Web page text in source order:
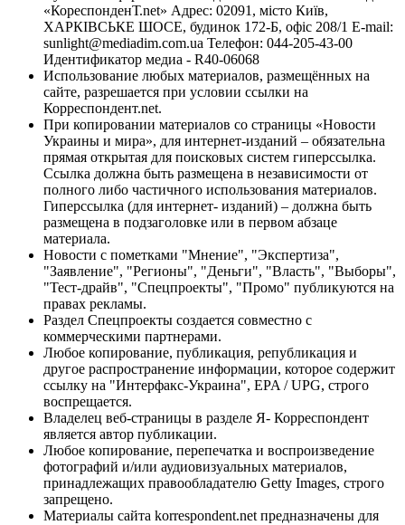
«КореспонденТ.net» Адрес: 02091, місто Київ,
ХАРКІВСЬКЕ ШОСЕ, будинок 172-Б, офіс 208/1 E-mail:
sunlight@mediadim.com.ua Телефон: 044-205-43-00
Идентификатор медиа - R40-06068
Использование любых материалов, размещённых на
сайте, разрешается при условии ссылки на
Корреспондент.net.
При копировании материалов со страницы «Новости
Украины и мира», для интернет-изданий – обязательна
прямая открытая для поисковых систем гиперссылка.
Ссылка должна быть размещена в независимости от
полного либо частичного использования материалов.
Гиперссылка (для интернет- изданий) – должна быть
размещена в подзаголовке или в первом абзаце
материала.
Новости с пометками "Мнение", "Экспертиза",
"Заявление", "Регионы", "Деньги", "Власть", "Выборы",
"Тест-драйв", "Спецпроекты", "Промо" публикуются на
правах рекламы.
Раздел Спецпроекты создается совместно с
коммерческими партнерами.
Любое копирование, публикация, републикация и
другое распространение информации, которое содержит
ссылку на "Интерфакс-Украина", EPA / UPG, строго
воспрещается.
Владелец веб-страницы в разделе Я- Корреспондент
является автор публикации.
Любое копирование, перепечатка и воспроизведение
фотографий и/или аудиовизуальных материалов,
принадлежащих правообладателю Getty Images, строго
запрещено.
Материалы сайта korrespondent.net предназначены для